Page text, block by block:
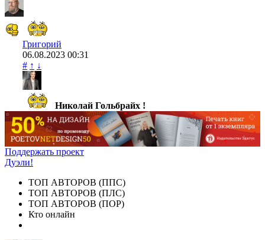
Григорий
06.08.2023 00:31
# ↑ ↓
Николай Гольбрайх !
Поддержать проект
Дуэли!
ТОП АВТОРОВ (ППС)
ТОП АВТОРОВ (ПЛС)
ТОП АВТОРОВ (ПОР)
Кто онлайн